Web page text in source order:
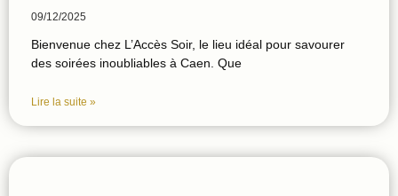
09/12/2025
Bienvenue chez L’Accès Soir, le lieu idéal pour savourer
des soirées inoubliables à Caen. Que
Lire la suite »